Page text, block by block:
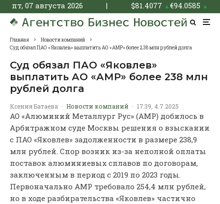
пт, 07 августа 2026 | $81.4077 ▲€94.0585 ▲
Главная
Новости компаний
Суд обязал ПАО «Яковлев» выплатить АО «АМР» более 238 млн рублей долга
Суд обязал ПАО «Яковлев»
выплатить АО «АМР» более 238 млн
рублей долга
Ксения Батаева · Новости компаний · 17:39, 4.7.2025
АО «Алюминий Металлург Рус» (АМР) добилось в
Арбитражном суде Москвы решения о взыскании
с ПАО «Яковлев» задолженности в размере 238,9
млн рублей. Спор возник из-за неполной оплаты
поставок алюминиевых сплавов по договорам,
заключенным в период с 2019 по 2023 годы.
Первоначально АМР требовало 254,4 млн рублей,
но в ходе разбирательства «Яковлев» частично